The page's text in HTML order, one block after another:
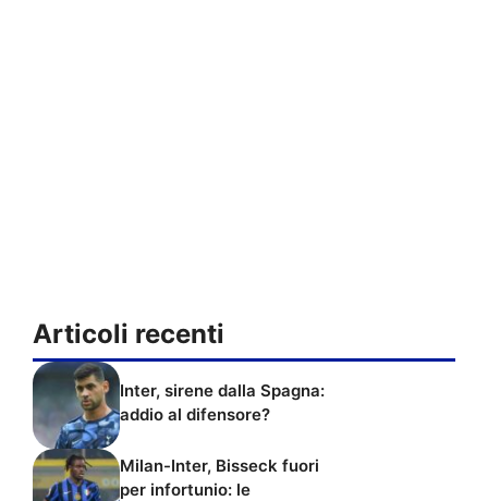
Articoli recenti
Inter, sirene dalla Spagna:
addio al difensore?
Milan-Inter, Bisseck fuori
per infortunio: le